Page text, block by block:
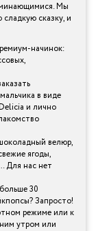
Мы
сказку, и
начинок:
в виде
и лично
велюр,
ягоды,
Для нас нет
30
Запросто!
режиме или к
утром или